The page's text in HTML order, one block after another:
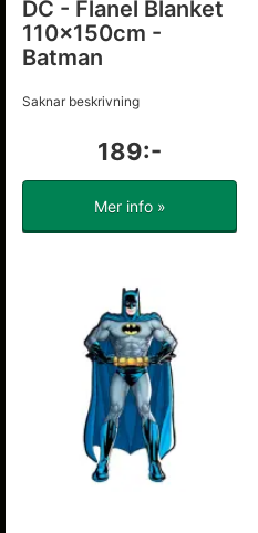
DC - Flanel Blanket
110x150cm -
Batman
Saknar beskrivning
189:-
Mer info »